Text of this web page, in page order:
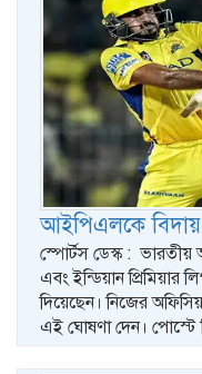
আইপিএলকে
স্পোর্টস ডেস্ক : ভারতীয়
এবং ইন্ডিয়ান
দিয়েছেন। নিজের
এই ঘোষণা দেন।